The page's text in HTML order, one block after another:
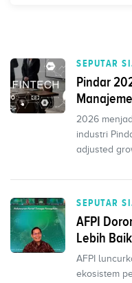
SEPUTAR
Pindar
2026
industri
adjusted
SEPUTAR
AFPI
Lebih
AFPI
ekosistem